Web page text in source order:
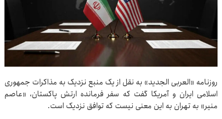
روزنامه «العربی الجدید» به نقل از یک منبع نزدیک به مذاکرات جمهوری
اسلامی ایران و آمریکا گفت که سفر فرمانده ارتش پاکستان، «عاصم
منیر» به تهران به این معنی نیست که توافق نزدیک است.